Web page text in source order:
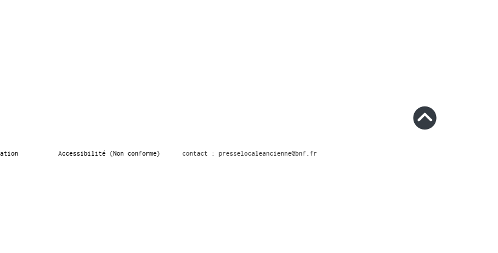
Accessibilité (Non conforme) contact : presselocaleancienne@bnf.fr